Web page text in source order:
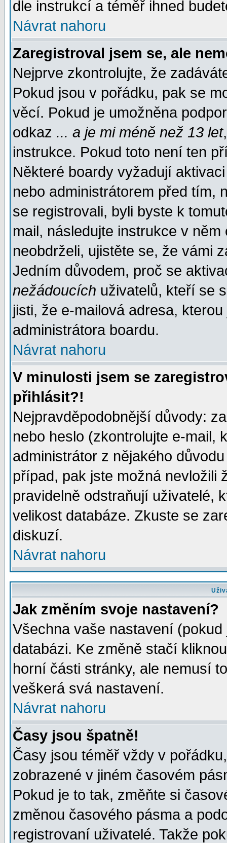
dle instrukcí a téměř ihned
Návrat nahoru
Zaregistroval jsem se, ale
Nejprve zkontrolujte, že
Pokud jsou v pořádku, pak se
věcí. Pokud je umožněna
odkaz ... a je mi méně než 13 let
instrukce. Pokud toto není ten
Některé boardy vyžadují
nebo administrátorem před tím,
se registrovali, byli byste k
mail, následujte instrukce v
neobdrželi, ujistěte se, že vámi
Jedním důvodem, proč se
nežádoucích uživatelů, kteří se
jisti, že e-mailová adresa,
administrátora boardu.
Návrat nahoru
V minulosti jsem se
přihlásit?!
Nejpravděpodobnější důvody:
nebo heslo (zkontrolujte e-mail,
administrátor z nějakého
případ, pak jste možná nevložili
pravidelně odstraňují uživatelé,
velikost databáze. Zkuste se
diskuzí.
Návrat nahoru
Jak změním svoje nastavení?
Všechna vaše nastavení
databázi. Ke změně stačí
horní části stránky, ale nemusí
veškerá svá nastavení.
Návrat nahoru
Časy jsou špatně!
Časy jsou téměř vždy v
zobrazené v jiném časovém
Pokud je to tak, změňte si
změnou časového pásma a
registrovaní uživatelé. Takže